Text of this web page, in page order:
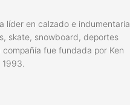
líder en calzado e indumentaria
skate, snowboard, deportes
fue fundada por Ken
1993.